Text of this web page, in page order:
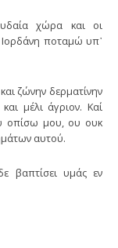
χώρα και οι
Ιορδάνη ποταμώ υπ᾿
ζώνην δερματίνην
μέλι άγριον. Καί
οπίσω μου, ου ουκ
αυτού.
βαπτίσει υμάς εν